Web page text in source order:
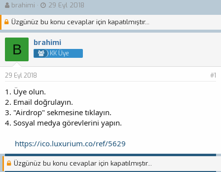
K
o
n
b
u
b
a
a
a
brahimi
B
a
ş
l
a
n
g
ı
r
i
h
29 Eyl 2018
Üzgünüz bu konu cevaplar için kapatılmıştır...
B brahimi
KK Üye
29 Eyl 2018 #1
1. Üye olun.
2. Email doğrulayın.
3. "Airdrop" sekmesine tıklayın.
4. Sosyal medya görevlerini yapın.
https://ico.luxurium.co/ref/5629
Üzgünüz bu konu cevaplar için kapatılmıştır...